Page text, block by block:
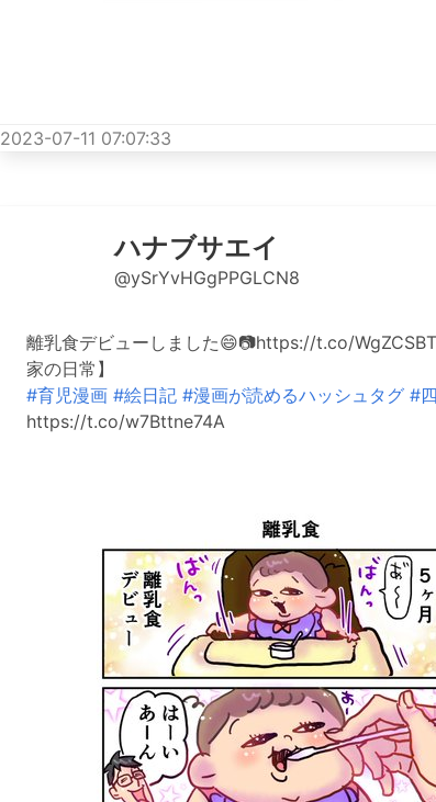
2023-07-11 07:07:33
ハナブサエイ
@ySrYvHGgPPGLCN8
離乳食デビューしました😄📷https://t.co/
家の日常】
#育児漫画 #絵日記 #漫画が読めるハッシュタグ #
https://t.co/w7Bttne74A